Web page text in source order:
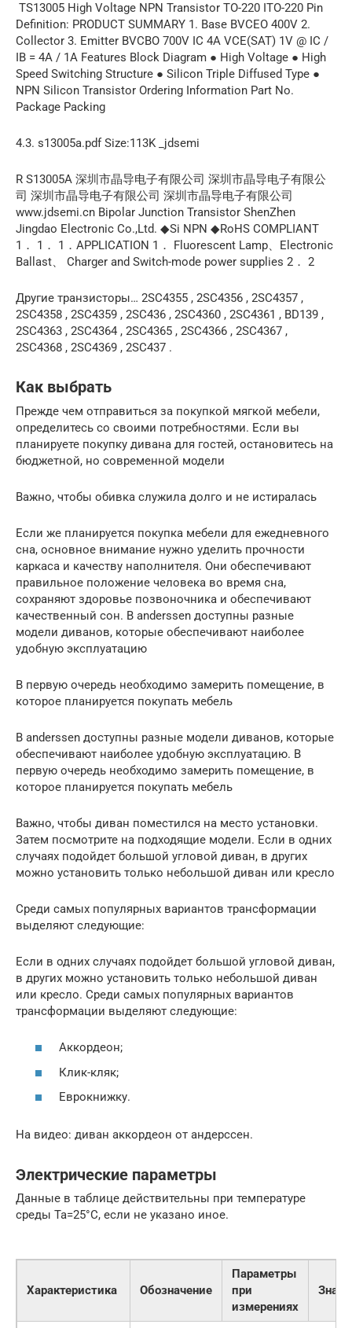
TS13005 High Voltage NPN Transistor TO-220 ITO-220 Pin
Definition: PRODUCT SUMMARY 1. Base BVCEO 400V 2.
Collector 3. Emitter BVCBO 700V IC 4A VCE(SAT) 1V @ IC /
IB = 4A / 1A Features Block Diagram ● High Voltage ● High
Speed Switching Structure ● Silicon Triple Diffused Type ●
NPN Silicon Transistor Ordering Information Part No.
Package Packing
4.3. s13005a.pdf Size:113K _jdsemi
R S13005A 深圳市晶导电子有限公司 深圳市晶导电子有限公
司 深圳市晶导电子有限公司 深圳市晶导电子有限公司
www.jdsemi.cn Bipolar Junction Transistor ShenZhen
Jingdao Electronic Co.,Ltd. ◆Si NPN ◆RoHS COMPLIANT
1． 1． 1．APPLICATION 1． Fluorescent Lamp、Electronic
Ballast、 Charger and Switch-mode power supplies 2． 2
Другие транзисторы… 2SC4355 , 2SC4356 , 2SC4357 ,
2SC4358 , 2SC4359 , 2SC436 , 2SC4360 , 2SC4361 , BD139 ,
2SC4363 , 2SC4364 , 2SC4365 , 2SC4366 , 2SC4367 ,
2SC4368 , 2SC4369 , 2SC437 .
Как выбрать
Прежде чем отправиться за покупкой мягкой мебели,
определитесь со своими потребностями. Если вы
планируете покупку дивана для гостей, остановитесь на
бюджетной, но современной модели
Важно, чтобы обивка служила долго и не истиралась
Если же планируется покупка мебели для ежедневного
сна, основное внимание нужно уделить прочности
каркаса и качеству наполнителя. Они обеспечивают
правильное положение человека во время сна,
сохраняют здоровье позвоночника и обеспечивают
качественный сон. В anderssen доступны разные
модели диванов, которые обеспечивают наиболее
удобную эксплуатацию
В первую очередь необходимо замерить помещение, в
которое планируется покупать мебель
В anderssen доступны разные модели диванов, которые
обеспечивают наиболее удобную эксплуатацию. В
первую очередь необходимо замерить помещение, в
которое планируется покупать мебель
Важно, чтобы диван поместился на место установки.
Затем посмотрите на подходящие модели. Если в одних
случаях подойдет большой угловой диван, в других
можно установить только небольшой диван или кресло
Среди самых популярных вариантов трансформации
выделяют следующие:
Если в одних случаях подойдет большой угловой диван,
в других можно установить только небольшой диван
или кресло. Среди самых популярных вариантов
трансформации выделяют следующие:
Аккордеон;
Клик-кляк;
Еврокнижку.
На видео: диван аккордеон от андерссен.
Электрические параметры
Данные в таблице действительны при температуре
среды Ta=25°C, если не указано иное.
Характеристика Обозначение
Параметры
при
измерениях